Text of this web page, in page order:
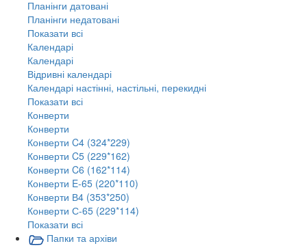
Планінги датовані
Планінги недатовані
Показати всі
Календарі
Календарі
Відривні календарі
Календарі настінні, настільні, перекидні
Показати всі
Конверти
Конверти
Конверти C4 (324*229)
Конверти C5 (229*162)
Конверти C6 (162*114)
Конверти E-65 (220*110)
Конверти В4 (353*250)
Конверти С-65 (229*114)
Показати всі
Папки та архіви